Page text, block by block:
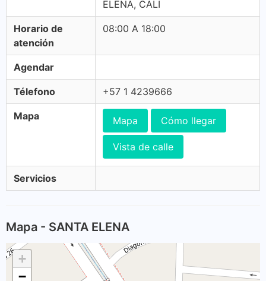
ELENA, CALI
Horario de
atención
08:00 A 18:00
Agendar
Télefono +57 1 4239666
Mapa Mapa Cómo llegar
Vista de calle
Servicios
Mapa - SANTA ELENA
+
−